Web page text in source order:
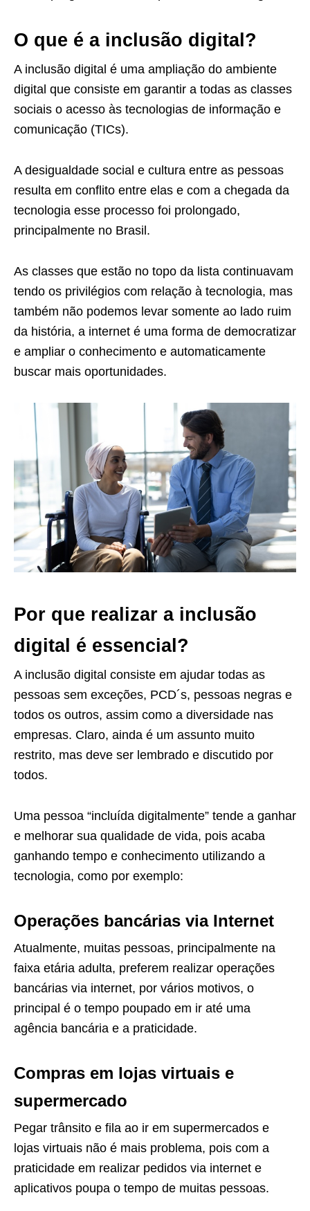
O que é a inclusão digital?
A inclusão digital é uma ampliação do ambiente
digital que consiste em garantir a todas as classes
sociais o acesso às tecnologias de informação e
comunicação (TICs).
A desigualdade social e cultura entre as pessoas
resulta em conflito entre elas e com a chegada da
tecnologia esse processo foi prolongado,
principalmente no Brasil.
As classes que estão no topo da lista continuavam
tendo os privilégios com relação à tecnologia, mas
também não podemos levar somente ao lado ruim
da história, a internet é uma forma de democratizar
e ampliar o conhecimento e automaticamente
buscar mais oportunidades.
Por que realizar a inclusão
digital é essencial?
A inclusão digital consiste em ajudar todas as
pessoas sem exceções, PCD´s, pessoas negras e
todos os outros, assim como a diversidade nas
empresas. Claro, ainda é um assunto muito
restrito, mas deve ser lembrado e discutido por
todos.
Uma pessoa “incluída digitalmente” tende a ganhar
e melhorar sua qualidade de vida, pois acaba
ganhando tempo e conhecimento utilizando a
tecnologia, como por exemplo:
Operações bancárias via Internet
Atualmente, muitas pessoas, principalmente na
faixa etária adulta, preferem realizar operações
bancárias via internet, por vários motivos, o
principal é o tempo poupado em ir até uma
agência bancária e a praticidade.
Compras em lojas virtuais e
supermercado
Pegar trânsito e fila ao ir em supermercados e
lojas virtuais não é mais problema, pois com a
praticidade em realizar pedidos via internet e
aplicativos poupa o tempo de muitas pessoas.